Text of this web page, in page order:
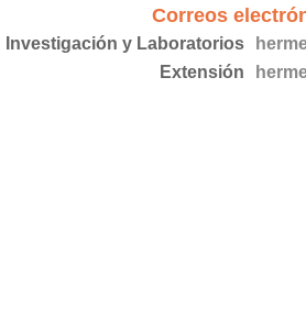
Correos
Investigación y Laboratorios
Extensión